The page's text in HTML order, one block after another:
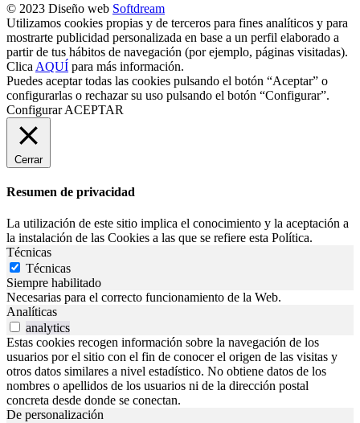
© 2023 Diseño web Softdream
Utilizamos cookies propias y de terceros para fines analíticos y para
mostrarte publicidad personalizada en base a un perfil elaborado a
partir de tus hábitos de navegación (por ejemplo, páginas visitadas).
Clica AQUÍ para más información.
Puedes aceptar todas las cookies pulsando el botón “Aceptar” o
configurarlas o rechazar su uso pulsando el botón “Configurar”.
Configurar ACEPTAR
Cerrar
Resumen de privacidad
La utilización de este sitio implica el conocimiento y la aceptación a
la instalación de las Cookies a las que se refiere esta Política.
Técnicas
Técnicas
Siempre habilitado
Necesarias para el correcto funcionamiento de la Web.
Analíticas
analytics
Estas cookies recogen información sobre la navegación de los
usuarios por el sitio con el fin de conocer el origen de las visitas y
otros datos similares a nivel estadístico. No obtiene datos de los
nombres o apellidos de los usuarios ni de la dirección postal
concreta desde donde se conectan.
De personalización